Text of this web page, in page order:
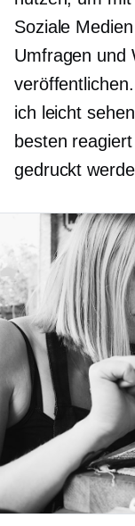
Soziale
Umfragen und
ich leicht
besten
gedruckt